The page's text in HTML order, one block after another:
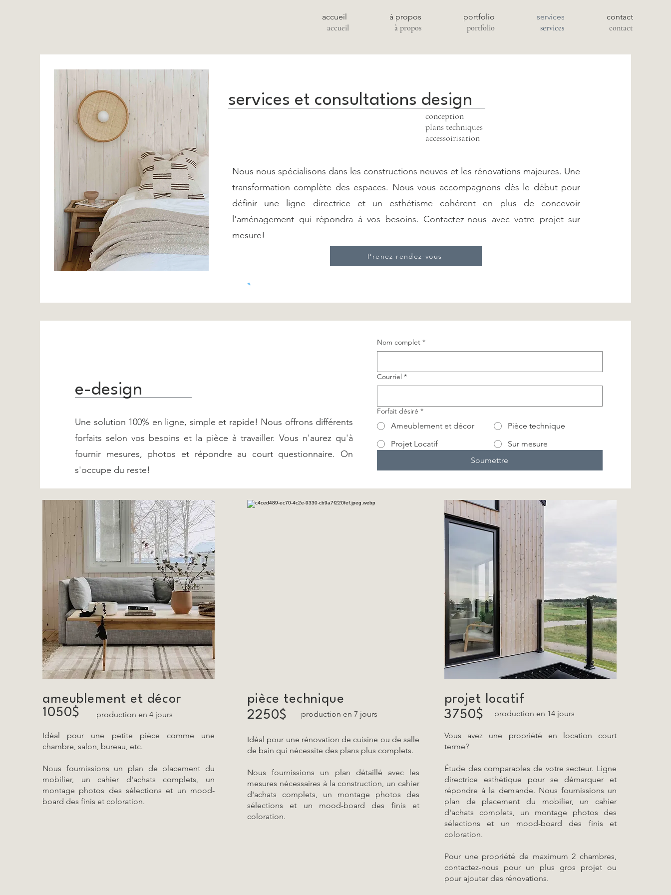
accueil à propos portfolio services contact
services et consultations design
conception
plans techniques
accessoirisation
Nous nous spécialisons dans les constructions neuves et les rénovations majeures. Une
transformation complète des espaces. Nous vous accompagnons dès le début pour
définir une ligne directrice et un esthétisme cohérent en plus de concevoir
l'aménagement qui répondra à vos besoins. Contactez-nous avec votre projet sur
mesure!
Prenez rendez-vous
e-design
Une solution 100% en ligne, simple et rapide! Nous offrons différents
forfaits selon vos besoins et la pièce à travailler. Vous n'aurez qu'à
fournir mesures, photos et répondre au court questionnaire. On
s'occupe du reste!
Nom complet *
Courriel *
Forfait désiré *
Ameublement et décor
Pièce technique
Projet Locatif
Sur mesure
Soumettre
ameublement et décor
1050$
production en 4 jours
Idéal pour une petite pièce comme une
chambre, salon, bureau, etc.
Nous fournissions un plan de placement du
mobilier, un cahier d'achats complets, un
montage photos des sélections et un mood-
board des finis et coloration.
pièce technique
2250$
production en 7 jours
Idéal pour une rénovation de cuisine ou de salle
de bain qui nécessite des plans plus complets.
Nous fournissions un plan détaillé avec les
mesures nécessaires à la construction, un cahier
d'achats complets, un montage photos des
sélections et un mood-board des finis et
coloration.
projet locatif
3750$
production en 14 jours
Vous avez une propriété en location court
terme?
Étude des comparables de votre secteur. Ligne
directrice esthétique pour se démarquer et
répondre à la demande. Nous fournissions un
plan de placement du mobilier, un cahier
d'achats complets, un montage photos des
sélections et un mood-board des finis et
coloration.
Pour une propriété de maximum 2 chambres,
contactez-nous pour un plus gros projet ou
pour ajouter des rénovations.
accueil à propos portfolio services contact